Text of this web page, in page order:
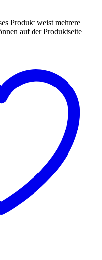
Produkt weist mehrere
auf der Produktseite